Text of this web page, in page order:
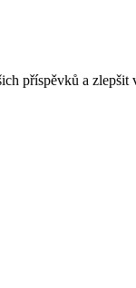
příspěvků a zlepšit